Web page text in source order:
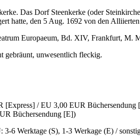
Das Dorf Steenkerke (oder
hatte, den 5 Aug. 1692 von den
Europaeum, Bd. XIV, Frankfurt, M.
gebräunt, unwesentlich fleckig.
/ EU 3,00 EUR
Büchersendung [E])
6 Werktage (S), 1-3 Werkage (E) /